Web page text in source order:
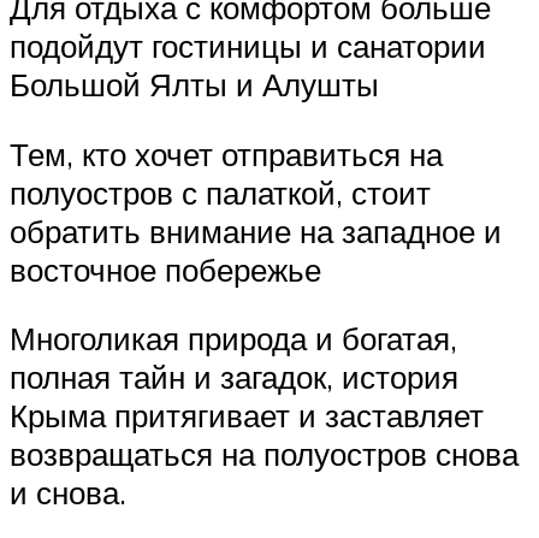
подойдут гостиницы и санатории
Большой Ялты и Алушты
Тем, кто хочет отправиться на
полуостров с палаткой, стоит
обратить внимание на западное и
восточное побережье
Многоликая природа и богатая,
полная тайн и загадок, история
Крыма притягивает и заставляет
возвращаться на полуостров снова
и снова.